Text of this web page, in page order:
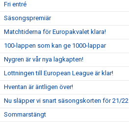
Fri entré
Säsongspremiär
Matchtiderna för Europakvalet klara!
100-lappen som kan ge 1000-lappar
Nygren är vår nya lagkapten!
Lottningen till European League är klar!
Hventan är äntligen över!
Nu släpper vi snart säsongskorten för 21/22
Sommarstängt